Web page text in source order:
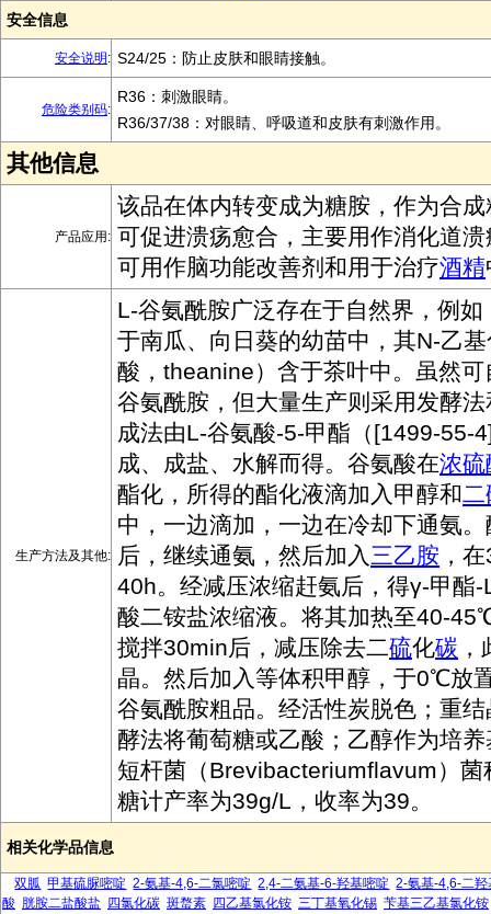
安全信息
安全说明 : S24/25：防止皮肤和眼睛接触。
危险类别码:
R36：刺激眼睛。
R36/37/38：对眼睛、呼吸道和皮肤有刺激作用。
其他信息
产品应用:
该品在体内转变成为糖胺，作为合
可促进溃疡愈合，主要用作消化道
可用作脑功能改善剂和用于治疗酒精
生产方法及其他:
L-谷氨酰胺广泛存在于自然界，例
于南瓜、向日葵的幼苗中，其N-乙
酸，theanine）含于茶叶中。虽然
谷氨酰胺，但大量生产则采用发酵
成法由L-谷氨酸-5-甲酯（[1499-55-
成、成盐、水解而得。谷氨酸在浓硫
酯化，所得的酯化液滴加入甲醇和二
中，一边滴加，一边在冷却下通氨
后，继续通氨，然后加入 三乙胺 ，
40h。经减压浓缩赶氨后，得γ-甲酯
酸二铵盐浓缩液。将其加热至40-
搅拌30min后，减压除去二硫化碳
晶。然后加入等体积甲醇，于0℃放
谷氨酰胺粗品。经活性炭脱色；重
酵法将葡萄糖或乙酸；乙醇作为培
短杆菌（Brevibacteriumflavum）菌
糖计产率为39g/L，收率为39。
相关化学品信息
双胍 甲基硫脲嘧啶 2-氨基-4,6-二氯嘧啶 2,4-二氨基-6-羟基嘧啶 2-氨基-4,6-二
酸 胱胺二盐酸盐 四氯化碳 斑蝥素 四乙基氯化铵 三丁基氧化锡 苄基三乙基氯化铵